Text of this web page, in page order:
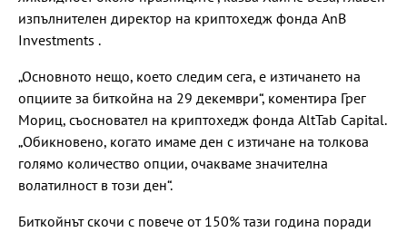
изпълнителен директор на криптохедж фонда AnB
Investments .
„Основното нещо, което следим сега, е изтичането на
опциите за биткойна на 29 декември“, коментира Грег
Мориц, съосновател на криптохедж фонда AltTab Capital.
„Обикновено, когато имаме ден с изтичане на толкова
голямо количество опции, очакваме значителна
волатилност в този ден“.
Биткойнът скочи с повече от 150% тази година поради